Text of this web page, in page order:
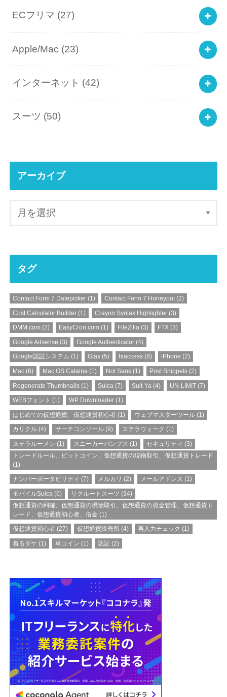
ECフリマ (27)
Apple/Mac (23)
インターネット (42)
スーツ (50)
アーカイブ
タグ
Contact Form 7 Datepicker(1) Contact Form 7 Honeypot(2)
Cost Calculator Builder(1) Crayon Syntax Highlighter(3)
DMM.com (2) EasyCron.com (1) FileZilla (3) FTX (3)
Google Adsense (3) Google Authenticator(4)
Google認証システム (1) Gtax(5) htaccess (8) iPhone (2)
Mac(6) Mac OS Cataina(1) Not Sans (1) Post Snippets (2)
Regenerate Thumbnails(1) Suica (7) Suit-Ya (4) UN-LIMIT (7)
WEBフォント (1) WP Downloader(1)
はじめての仮想通貨、仮想通貨初心者(1) ウェブマスターツール(1)
カリクル(4) サーチコンソール(9) ステラウォーク (1)
ステラルーメン (1) スニーカーパンプス (1) セキュリティ (3)
トレードルール、ビットコイン、仮想通貨の現物取引、仮想通貨トレード
(1)
ナンバーポータビリティ (7) メルカリ (2) メールアドレス (1)
モバイルSuica(6) リクルートスーツ (34)
仮想通貨の利確、仮想通貨の現物取引、仮想通貨の資金管理、仮想通貨ト
レード、仮想通貨初心者、借金 (1)
仮想通貨初心者(27) 仮想通貨販売所(4) 再入力チェック (1)
着るダケ (1) 草コイン (1) 認証 (2)